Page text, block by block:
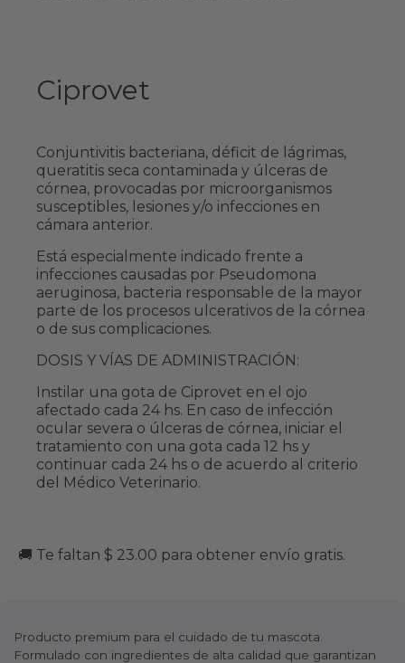
Ciprovet
Conjuntivitis bacteriana, déficit de lágrimas,
queratitis seca contaminada y úlceras de
córnea, provocadas por microorganismos
susceptibles, lesiones y/o infecciones en
cámara anterior.
Está especialmente indicado frente a
infecciones causadas por Pseudomona
aeruginosa, bacteria responsable de la mayor
parte de los procesos ulcerativos de la córnea
o de sus complicaciones.
DOSIS Y VÍAS DE ADMINISTRACIÓN:
Instilar una gota de Ciprovet en el ojo
afectado cada 24 hs. En caso de infección
ocular severa o úlceras de córnea, iniciar el
tratamiento con una gota cada 12 hs y
continuar cada 24 hs o de acuerdo al criterio
del Médico Veterinario.
🚚 Te faltan $ 23.00 para obtener envío gratis.
Producto premium para el cuidado de tu mascota.
Formulado con ingredientes de alta calidad que garantizan